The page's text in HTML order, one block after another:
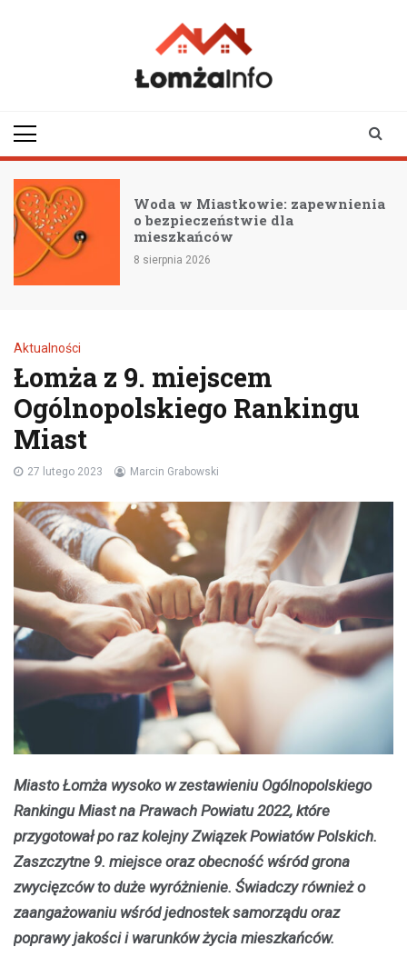
Woda w Miastkowie: zapewnienia
o bezpieczeństwie dla
mieszkańców
8 sierpnia 2026
Aktualności
Łomża z 9. miejscem
Ogólnopolskiego Rankingu
Miast
27 lutego 2023 Marcin Grabowski
Miasto Łomża wysoko w zestawieniu Ogólnopolskiego
Rankingu Miast na Prawach Powiatu 2022, które
przygotował po raz kolejny Związek Powiatów Polskich.
Zaszczytne 9. miejsce oraz obecność wśród grona
zwycięzców to duże wyróżnienie. Świadczy również o
zaangażowaniu wśród jednostek samorządu oraz
poprawy jakości i warunków życia mieszkańców.